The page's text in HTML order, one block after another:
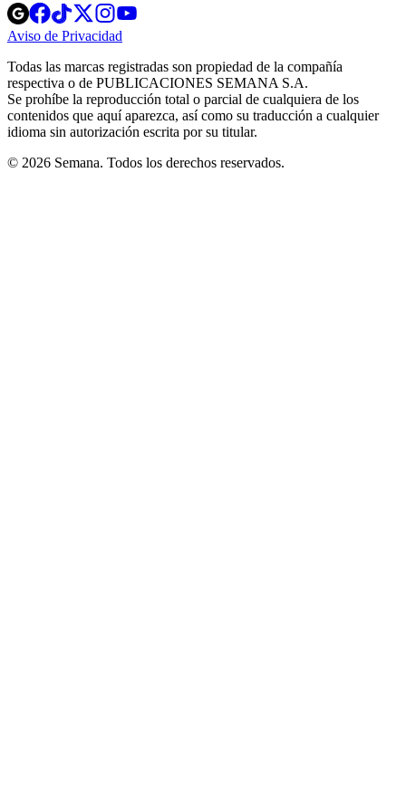
Opens
in
new
Opens
in
new
Opens
in
new
window
Opens
new
windowwindow
Aviso de Privacidad
new
window
Todas las marcas registradas son propiedad de la compañía
respectiva o de PUBLICACIONES SEMANA S.A.
Se prohíbe la reproducción total o parcial de cualquiera de los
contenidos que aquí aparezca, así como su traducción a cualquier
idioma sin autorización escrita por su titular.
© 2026 Semana. Todos los derechos reservados.